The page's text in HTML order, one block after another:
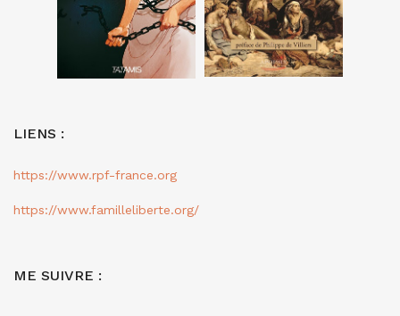
LIENS :
https://www.rpf-france.org
https://www.familleliberte.org/
ME SUIVRE :